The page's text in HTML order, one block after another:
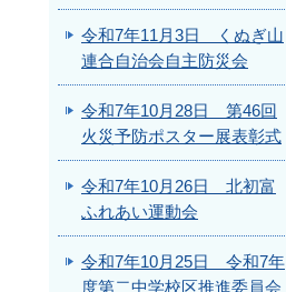
令和7年11月3日 くぬぎ山
連合自治会自主防災会
令和7年10月28日 第46回
火災予防ポスター展表彰式
令和7年10月26日 北初富
ふれあい運動会
令和7年10月25日 令和7年
度第二中学校区推進委員会